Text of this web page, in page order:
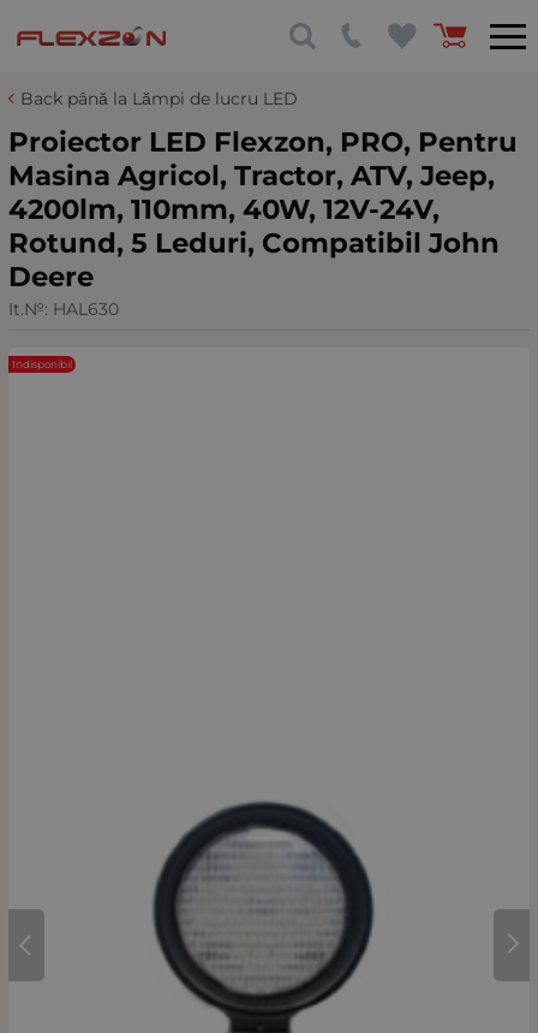
Back până la Lămpi de lucru LED
Proiector LED Flexzon, PRO, Pentru
Masina Agricol, Tractor, ATV, Jeep,
4200lm, 110mm, 40W, 12V-24V,
Rotund, 5 Leduri, Compatibil John
Deere
It.№: HAL630
Indisponibil